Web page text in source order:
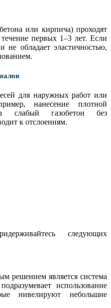
или кирпича) проходят
первых 1–3 лет. Если
не обладает эластичностью,
для наружных работ или
нанесение плотной
слабый газобетон без
к отслоениям.
следующих
решением является система
использование
нивелируют небольшие